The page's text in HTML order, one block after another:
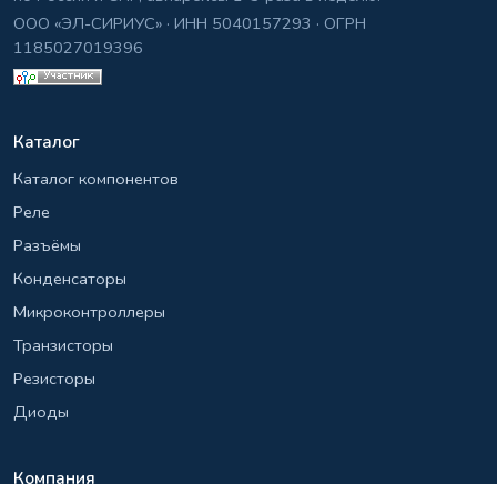
ООО «ЭЛ-СИРИУС» · ИНН 5040157293 · ОГРН
1185027019396
Каталог
Каталог компонентов
Реле
Разъёмы
Конденсаторы
Микроконтроллеры
Транзисторы
Резисторы
Диоды
Компания